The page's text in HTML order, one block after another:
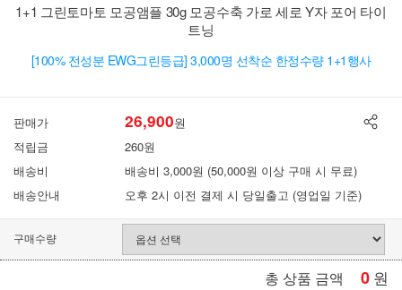
1+1 그린토마토 모공앰플 30g 모공수축 가로 세로 Y자 포어 타이
트닝
[100% 전성분 EWG그린등급] 3,000명 선착순 한정수량 1+1행사
판매가 26,900원
적립금
260원
배송비
배송비 3,000원 (50,000원 이상 구매 시 무료)
배송안내
오후 2시 이전 결제 시 당일출고 (영업일 기준)
구매수량
총 상품 금액 0 원